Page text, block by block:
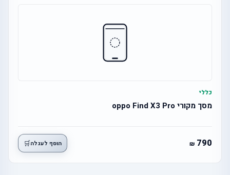
כללי
מסך מקורי oppo Find X3 Pro
790 הוסף לעגלה🛒